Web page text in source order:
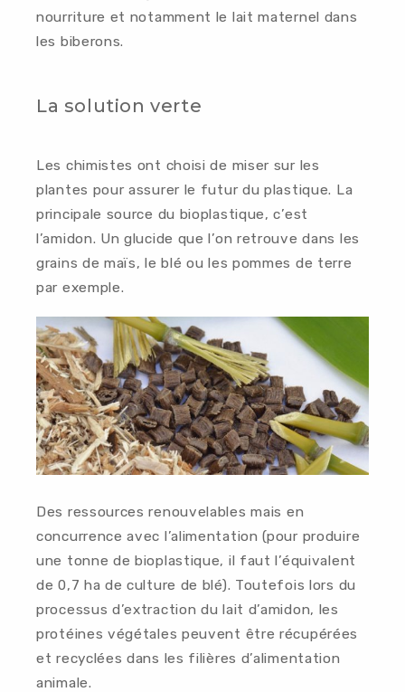
RÉALISATIONS
NOS TARIFS
BOUTIQUE
A PROPOS
BLOG
nourriture et notamment le lait maternel dans
les biberons.
La solution verte
Les chimistes ont choisi de miser sur les
plantes pour assurer le futur du plastique. La
principale source du bioplastique, c’est
l’amidon. Un glucide que l’on retrouve dans les
grains de maïs, le blé ou les pommes de terre
par exemple.
Des ressources renouvelables mais en
concurrence avec l’alimentation (pour produire
une tonne de bioplastique, il faut l’équivalent
de 0,7 ha de culture de blé). Toutefois lors du
processus d’extraction du lait d’amidon, les
protéines végétales peuvent être récupérées
et recyclées dans les filières d’alimentation
animale.